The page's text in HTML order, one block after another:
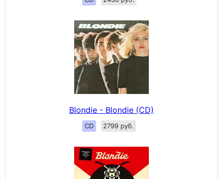
Blondie - Blondie (CD)
CD 2799 руб.